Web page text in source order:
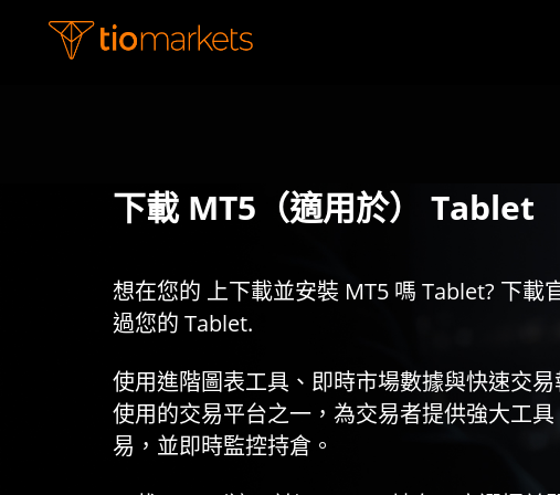
下載 MT5（適用於） Tablet
想在您的 上下載並安裝 MT5 嗎 Tablet? 下載
過您的 Tablet.
使用進階圖表工具、即時市場數據與快速交
使用的交易平台之一，為交易者提供強大工
易，並即時監控持倉。